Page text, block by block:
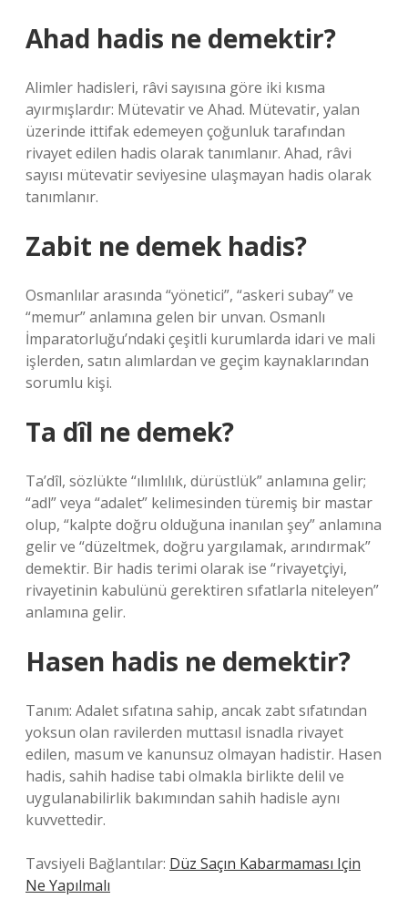
Ahad hadis ne demektir?
Alimler hadisleri, râvi sayısına göre iki kısma
ayırmışlardır: Mütevatir ve Ahad. Mütevatir, yalan
üzerinde ittifak edemeyen çoğunluk tarafından
rivayet edilen hadis olarak tanımlanır. Ahad, râvi
sayısı mütevatir seviyesine ulaşmayan hadis olarak
tanımlanır.
Zabit ne demek hadis?
Osmanlılar arasında “yönetici”, “askeri subay” ve
“memur” anlamına gelen bir unvan. Osmanlı
İmparatorluğu’ndaki çeşitli kurumlarda idari ve mali
işlerden, satın alımlardan ve geçim kaynaklarından
sorumlu kişi.
Ta dîl ne demek?
Ta’dîl, sözlükte “ılımlılık, dürüstlük” anlamına gelir;
“adl” veya “adalet” kelimesinden türemiş bir mastar
olup, “kalpte doğru olduğuna inanılan şey” anlamına
gelir ve “düzeltmek, doğru yargılamak, arındırmak”
demektir. Bir hadis terimi olarak ise “rivayetçiyi,
rivayetinin kabulünü gerektiren sıfatlarla niteleyen”
anlamına gelir.
Hasen hadis ne demektir?
Tanım: Adalet sıfatına sahip, ancak zabt sıfatından
yoksun olan ravilerden muttasıl isnadla rivayet
edilen, masum ve kanunsuz olmayan hadistir. Hasen
hadis, sahih hadise tabi olmakla birlikte delil ve
uygulanabilirlik bakımından sahih hadisle aynı
kuvvettedir.
Tavsiyeli Bağlantılar: Düz Saçın Kabarmaması Için
Ne Yapılmalı